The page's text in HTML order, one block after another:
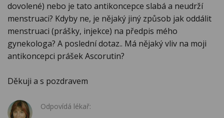
dovolené) nebo je tato antikoncepce slabá a neudrží
menstruaci? Kdyby ne, je nějaký jiný způsob jak oddálit
menstruaci (prášky, injekce) na předpis mého
gynekologa? A poslední dotaz.. Má nějaký vliv na moji
antikoncepci prášek Ascorutin?
Děkuji a s pozdravem
Odpovídá lékař: